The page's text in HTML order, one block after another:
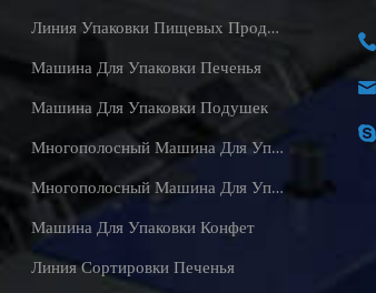
Линия Упаковки Пищевых Продуктов
Машина Для Упаковки Печенья
Машина Для Упаковки Подушек
Многополосный Машина Для Упаковки Порошков
Многополосный Машина Для Упаковки Гранул
Машина Для Упаковки Конфет
Линия Сортировки Печенья